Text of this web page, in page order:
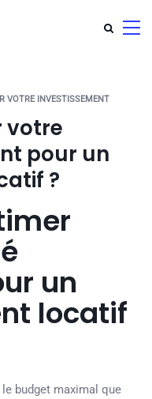
VOTRE INVESTISSEMENT
votre
pour un
?
un
locatif
budget maximal que